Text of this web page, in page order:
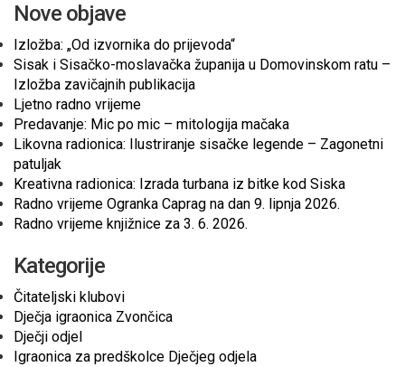
Nove objave
Izložba: „Od izvornika do prijevoda“
Sisak i Sisačko-moslavačka županija u Domovinskom ratu –
Izložba zavičajnih publikacija
Ljetno radno vrijeme
Predavanje: Mic po mic – mitologija mačaka
Likovna radionica: Ilustriranje sisačke legende – Zagonetni
patuljak
Kreativna radionica: Izrada turbana iz bitke kod Siska
Radno vrijeme Ogranka Caprag na dan 9. lipnja 2026.
Radno vrijeme knjižnice za 3. 6. 2026.
Kategorije
Čitateljski klubovi
Dječja igraonica Zvončica
Dječji odjel
Igraonica za predškolce Dječjeg odjela